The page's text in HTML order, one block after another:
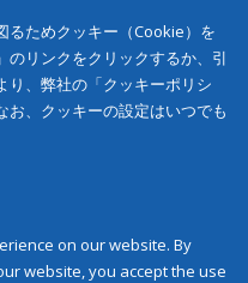
るためクッキー（Cookie）を
リンクをクリックするか、引
り、弊社の「クッキーポリシ
お、クッキーの設定はいつでも
on our website. By
website, you accept the use